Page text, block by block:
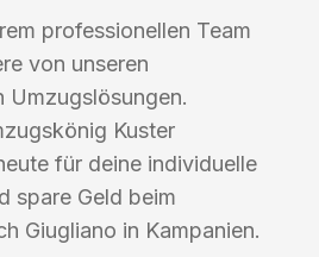
professionellen Team
von unseren
Umzugslösungen.
Kuster
für deine individuelle
spare Geld beim
Giugliano in Kampanien.